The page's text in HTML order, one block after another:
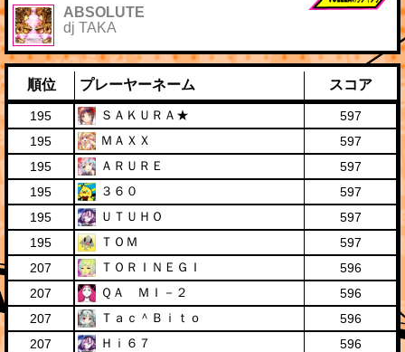
ABSOLUTE
dj TAKA
順位 プレーヤーネーム スコア
195 ＳＡＫＵＲＡ★
597
195
ＭＡＸＸ
597
195
ＡＲＵＲＥ
597
195
３６０
597
195
ＵＴＵＨＯ
597
195
ＴＯＭ
597
207
ＴＯＲＩＮＥＧＩ
596
207
ＱＡ ＭＩ－２
596
207
Ｔａｃ＾Ｂｉｔｏ
596
207
Ｈｉ６７
596